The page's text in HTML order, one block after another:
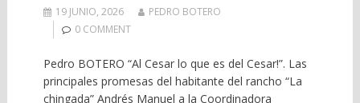
19 JUNIO, 2026
PEDRO BOTERO
0 COMMENT
Pedro BOTERO “Al Cesar lo que es del Cesar!”. Las
principales promesas del habitante del rancho “La
chingada” Andrés Manuel a la Coordinadora